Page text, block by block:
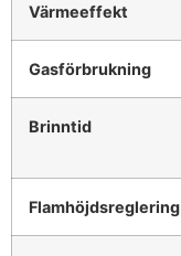
Värmeeffekt
Gasförbrukning
Brinntid
Flamhöjdsreglering